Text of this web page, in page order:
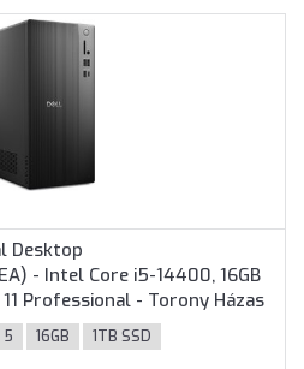
Desktop
- Intel Core i5-14400, 16GB
11 Professional - Torony Házas
5 16GB 1TB SSD